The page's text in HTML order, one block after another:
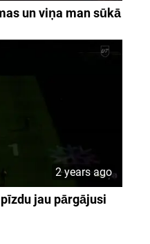
un viņa man sūkā
2 years ago
jau pārgājusi